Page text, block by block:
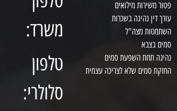
פטור משירות מילואים
עורך דין נהיגה בשכרות
השתמטות מצה"ל
סמים בצבא
נהיגה תחת השפעת סמים
החזקת סמים שלא לצריכה עצמית
משרד:
טלפון
סלולרי: